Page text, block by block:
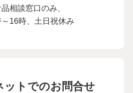
相談窓口のみ、
16時、土日祝休み
ットでのお問合せ